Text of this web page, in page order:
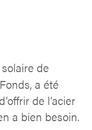
de
a été
de l’acier
a bien besoin.